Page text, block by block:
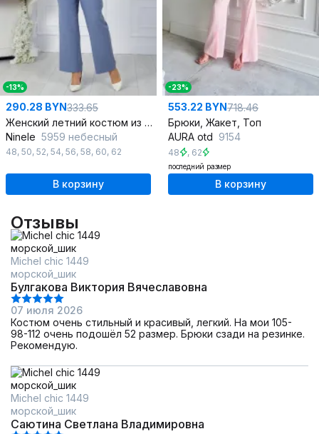
-13%
290.28 BYN333.65
Женский летний костюм из ткани лен и текстиль
Ninele 5959 небесный
48, 50, 52, 54, 56, 58, 60, 62
В корзину
-23%
553.22 BYN718.46
Брюки, Жакет, Топ
AURA otd 9154
48 , 62
последний размер
В корзину
Отзывы
Michel chic 1449
морской_шик
Булгакова Виктория Вячеславовна
07 июля 2026
Костюм очень стильный и красивый, легкий. На мои 105-
98-112 очень подошёл 52 размер. Брюки сзади на резинке.
Рекомендую.
Michel chic 1449
морской_шик
Саютина Светлана Владимировна